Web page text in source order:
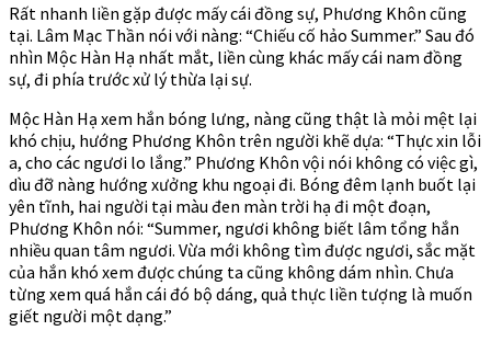
Rất nhanh liền gặp được mấy cái đồng sự, Phương Khôn cũng
tại. Lâm Mạc Thần nói với nàng: “Chiếu cố hảo Summer.” Sau đó
nhìn Mộc Hàn Hạ nhất mắt, liền cùng khác mấy cái nam đồng
sự, đi phía trước xử lý thừa lại sự.
Mộc Hàn Hạ xem hắn bóng lưng, nàng cũng thật là mỏi mệt lại
khó chịu, hướng Phương Khôn trên người khẽ dựa: “Thực xin lỗi
a, cho các ngươi lo lắng.” Phương Khôn vội nói không có việc gì,
dìu đỡ nàng hướng xưởng khu ngoại đi. Bóng đêm lạnh buốt lại
yên tĩnh, hai người tại màu đen màn trời hạ đi một đoạn,
Phương Khôn nói: “Summer, ngươi không biết lâm tổng hắn
nhiều quan tâm ngươi. Vừa mới không tìm được ngươi, sắc mặt
của hắn khó xem được chúng ta cũng không dám nhìn. Chưa
từng xem quá hắn cái đó bộ dáng, quả thực liền tượng là muốn
giết người một dạng.”